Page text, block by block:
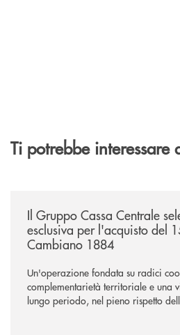
Ti potrebbe interessare
Il Gruppo Cassa Centrale
esclusiva per l'acquisto del
Cambiano 1884
Un'operazione fondata su radici
complementarietà territoriale e una
lungo periodo, nel pieno rispetto
negoziazione esclusiva per la